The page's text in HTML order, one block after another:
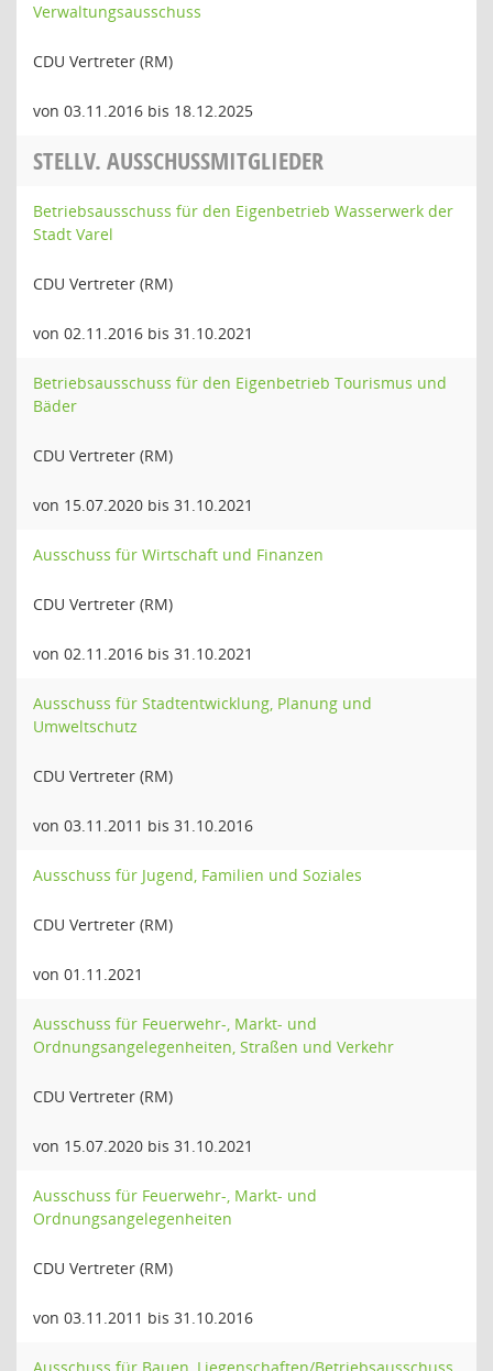
Verwaltungsausschuss
CDU Vertreter (RM)
von 03.11.2016 bis 18.12.2025
STELLV. AUSSCHUSSMITGLIEDER
Betriebsausschuss für den Eigenbetrieb Wasserwerk der
Stadt Varel
CDU Vertreter (RM)
von 02.11.2016 bis 31.10.2021
Betriebsausschuss für den Eigenbetrieb Tourismus und
Bäder
CDU Vertreter (RM)
von 15.07.2020 bis 31.10.2021
Ausschuss für Wirtschaft und Finanzen
CDU Vertreter (RM)
von 02.11.2016 bis 31.10.2021
Ausschuss für Stadtentwicklung, Planung und
Umweltschutz
CDU Vertreter (RM)
von 03.11.2011 bis 31.10.2016
Ausschuss für Jugend, Familien und Soziales
CDU Vertreter (RM)
von 01.11.2021
Ausschuss für Feuerwehr-, Markt- und
Ordnungsangelegenheiten, Straßen und Verkehr
CDU Vertreter (RM)
von 15.07.2020 bis 31.10.2021
Ausschuss für Feuerwehr-, Markt- und
Ordnungsangelegenheiten
CDU Vertreter (RM)
von 03.11.2011 bis 31.10.2016